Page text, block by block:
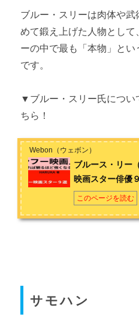
ブルー・スリーは肉体や
めて鍛え上げた人物として
ーの中で最も「本物」と
です。
▼ブルー・スリー氏につい
ちら！
Webon（ウェボン）
ブルース・リー
映画スター俳優
このページを読む
サモハン